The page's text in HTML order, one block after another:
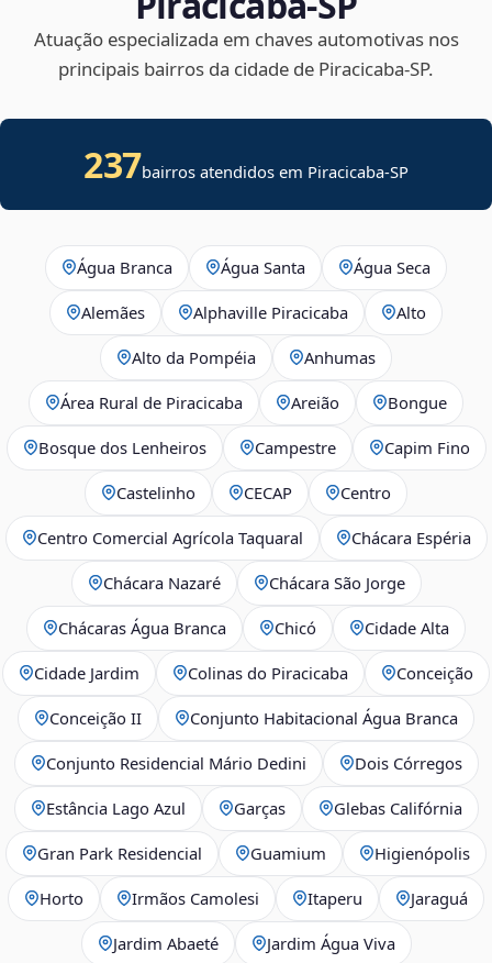
Atuação especializada em chaves automotivas nos
principais bairros da cidade de Piracicaba‑SP.
237bairros atendidos em Piracicaba-SP
Água Branca Água Santa Água Seca
Alemães Alphaville Piracicaba Alto
Alto da Pompéia Anhumas
Área Rural de Piracicaba Areião Bongue
Bosque dos Lenheiros Campestre Capim Fino
Castelinho CECAP Centro
Centro Comercial Agrícola Taquaral Chácara Espéria
Chácara Nazaré Chácara São Jorge
Chácaras Água Branca Chicó Cidade Alta
Cidade Jardim Colinas do Piracicaba Conceição
Conceição II Conjunto Habitacional Água Branca
Conjunto Residencial Mário Dedini Dois Córregos
Estância Lago Azul Garças Glebas Califórnia
Gran Park Residencial Guamium Higienópolis
Horto Irmãos Camolesi Itaperu Jaraguá
Jardim Abaeté Jardim Água Viva